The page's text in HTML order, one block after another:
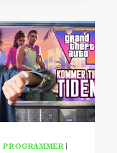
SPIL!
|PROGRAMMER